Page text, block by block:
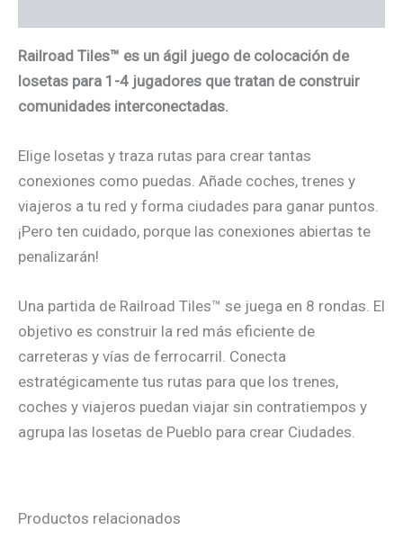
Railroad Tiles™ es un ágil juego de colocación de
losetas para 1-4 jugadores que tratan de construir
comunidades interconectadas.
Elige losetas y traza rutas para crear tantas
conexiones como puedas. Añade coches, trenes y
viajeros a tu red y forma ciudades para ganar puntos.
¡Pero ten cuidado, porque las conexiones abiertas te
penalizarán!
Una partida de Railroad Tiles™ se juega en 8 rondas. El
objetivo es construir la red más eficiente de
carreteras y vías de ferrocarril. Conecta
estratégicamente tus rutas para que los trenes,
coches y viajeros puedan viajar sin contratiempos y
agrupa las losetas de Pueblo para crear Ciudades.
Productos relacionados